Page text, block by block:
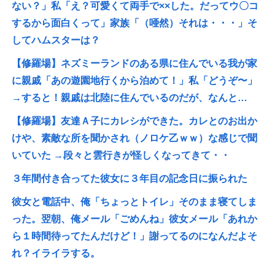
ない？」私「え？可愛くて両手で××した。だってウ〇コ
するから面白くって」家族「（唖然）それは・・・」そ
してハムスターは？
【修羅場】ネズミーランドのある県に住んでいる我が家
に親戚「あの遊園地行くから泊めて！」私「どうぞ〜」
→すると！親戚は北陸に住んでいるのだが、なんと…
【修羅場】友達Ａ子にカレシができた。カレとのお出か
けや、素敵な所を聞かされ（ノロケ乙ｗｗ）な感じで聞
いていた →段々と雲行きが怪しくなってきて・・
３年間付き合ってた彼女に３年目の記念日に振られた
彼女と電話中、俺「ちょっとトイレ」そのまま寝てしま
った。翌朝、俺メール「ごめんね」彼女メール「あれか
ら１時間待ってたんだけど！」謝ってるのになんだよそ
れ？イライラする。